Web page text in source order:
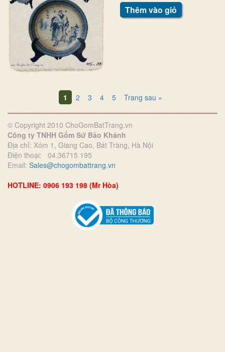
Thêm vào giỏ
1 2 3 4 5 Trang sau »
© Copyright 2010 ChoGomBatTrang.vn
Công ty TNHH Gốm Sứ Bảo Khánh
Địa chỉ: Xóm 1, Giang Cao, Bát Tràng, Hà Nội
Điện thoại: 04.36715 195
Email: Sales@chogombattrang.vn
HOTLINE: 0906 193 198 (Mr Hòa)